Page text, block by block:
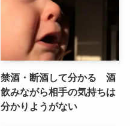
禁酒・断酒して分かる 酒
飲みながら相手の気持ちは
分かりようがない